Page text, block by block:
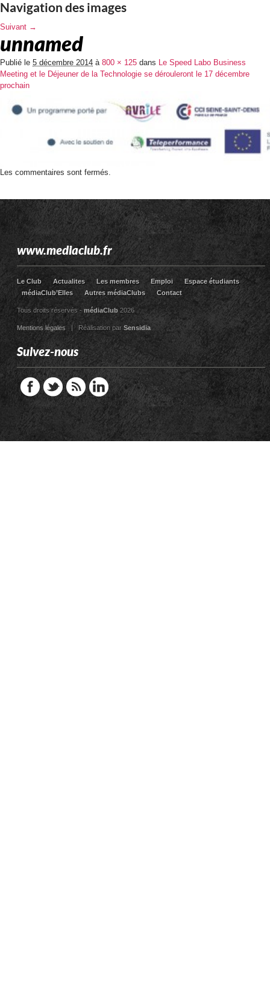
Navigation des images
Suivant →
unnamed
Publié le 5 décembre 2014 à 800 × 125 dans Le Speed Labo Business
Meeting et le Déjeuner de la Technologie se dérouleront le 17 décembre
prochain
Les commentaires sont fermés.
www.mediaclub.fr
Le Club Actualites Les membres Emploi
Espace étudiants
médiaClub’Elles
Autres médiaClubs Contact
Tous droits réservés - médiaClub2026
Mentions légales| Réalisation par Sensidia
Suivez-nous